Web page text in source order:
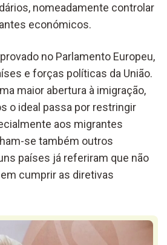
nomeadamente controlar
económicos.
no Parlamento Europeu,
e forças políticas da União.
maior abertura à imigração,
o ideal passa por restringir
aos migrantes
se também outros
países já referiram que não
cumprir as diretivas